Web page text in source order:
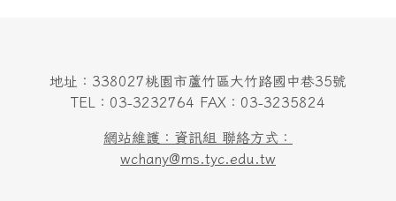
地址：338027桃園市蘆竹區大竹路國中巷35號
TEL：03-3232764 FAX：03-3235824
網站維護：資訊組 聯絡方式：
wchany@ms.tyc.edu.tw